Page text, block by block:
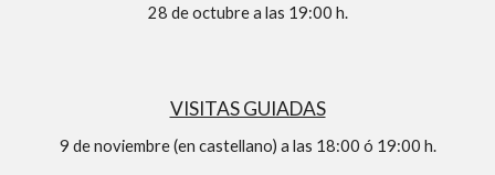
28 de octubre a las 19:00 h.
VISITAS GUIADAS
9 de noviembre (en castellano) a las 18:00 ó 19:00 h.